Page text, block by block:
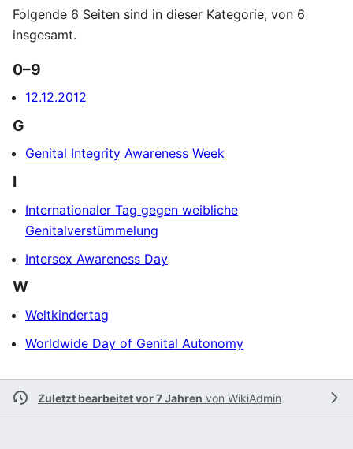
Folgende 6 Seiten sind in dieser Kategorie, von 6
insgesamt.
0–9
12.12.2012
G
Genital Integrity Awareness Week
I
Internationaler Tag gegen weibliche
Genitalverstümmelung
Intersex Awareness Day
W
Weltkindertag
Worldwide Day of Genital Autonomy
Zuletzt bearbeitet vor 7 Jahren von WikiAdmin